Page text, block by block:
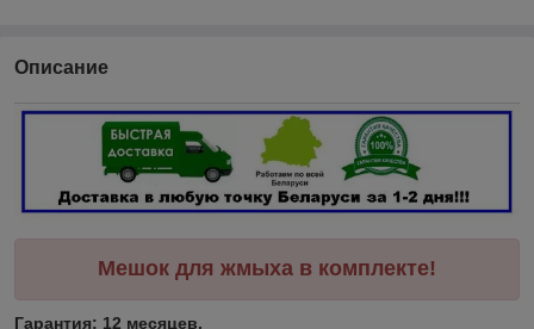
Описание
Мешок для жмыха в комплекте!
Гарантия: 12 месяцев.